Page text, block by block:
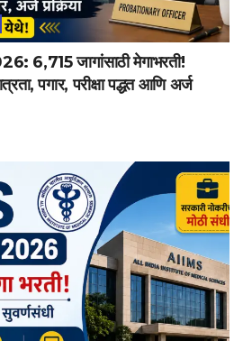
जागांसाठी मेगाभरती!
पगार, परीक्षा पद्धत आणि अर्ज